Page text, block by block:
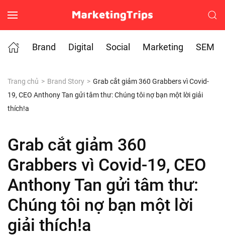
Skip to main content
Brand
Digital Social Marketing SEM
Trang chủ Brand Story
Grab cắt giảm 360 Grabbers vì Covid-
19, CEO Anthony Tan gửi tâm thư: Chúng tôi nợ bạn một lời giải
thích!a
Grab cắt giảm 360
Grabbers vì Covid-19, CEO
Anthony Tan gửi tâm thư:
Chúng tôi nợ bạn một lời
giải thích!a